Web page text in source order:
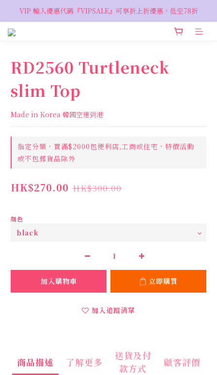
VIP 輸入優惠代碼『VIPSALE』可享折上折優惠，低至78折
VIP 輸入優惠代碼『VIPSALE』可享折上折優惠，低至78折
歡迎預約親臨荔枝角 Showroom，週五六開放
RD2560 Turtleneck
slim Top
Made in Korea 韓國空運到港
指定分類，買滿$2000包便利店,工商或住宅，特價活動
或不包郵貨品除外
HK$270.00 HK$300.00
顏色
加入購物車 立即購買
加入追蹤清單
商品描述 了解更多
送貨及付
款方式
顧客評價